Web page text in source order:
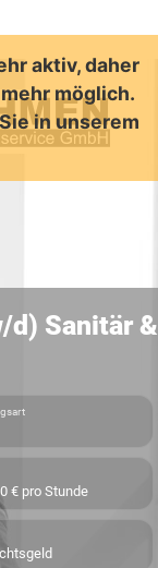
aktiv, daher
möglich.
in unserem
Sanitär &
€ pro Stunde